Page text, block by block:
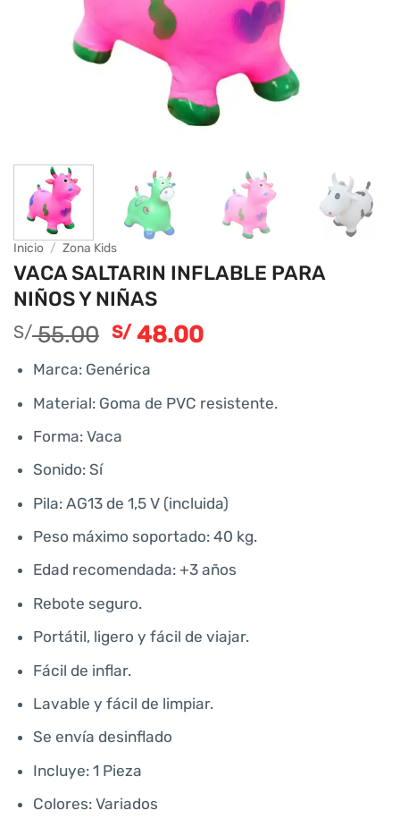
Inicio / Zona Kids
VACA SALTARIN INFLABLE PARA
NIÑOS Y NIÑAS
S/55.00 S/48.00
Marca: Genérica
Material: Goma de PVC resistente.
Forma: Vaca
Sonido: Sí
Pila: AG13 de 1,5 V (incluida)
Peso máximo soportado: 40 kg.
Edad recomendada: +3 años
Rebote seguro.
Portátil, ligero y fácil de viajar.
Fácil de inflar.
Lavable y fácil de limpiar.
Se envía desinflado
Incluye: 1 Pieza
Colores: Variados